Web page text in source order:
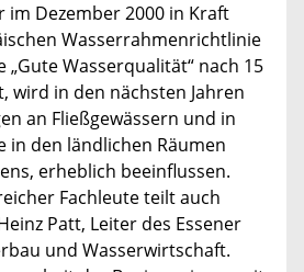
im Dezember 2000 in Kraft
Wasserrahmenrichtlinie
„Gute Wasserqualität“ nach 15
wird in den nächsten Jahren
an Fließgewässern und in
in den ländlichen Räumen
erheblich beeinflussen.
Fachleute teilt auch
Patt, Leiter des Essener
und Wasserwirtschaft.